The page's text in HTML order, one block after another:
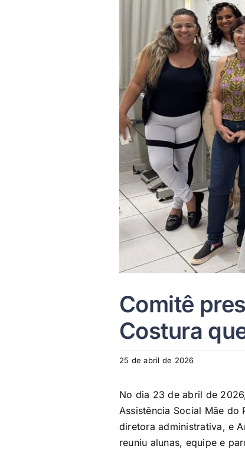
Comitê
Costura
25 de abril de 2026
No dia 23 de abril de
Assistência Social Mãe do
diretora administrativa, e
reuniu alunas, equipe e